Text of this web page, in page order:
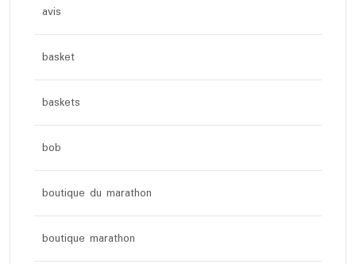
avis
basket
baskets
bob
boutique du marathon
boutique marathon